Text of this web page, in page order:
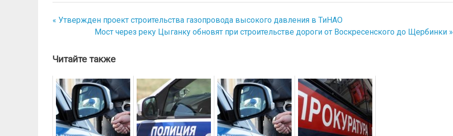
Навигация
записям
« Утвержден проект строительства газопровода высокого давления в ТиНАО
Мост через реку Цыганку обновят при строительстве дороги от Воскресенского до Щербинки »
Читайте также